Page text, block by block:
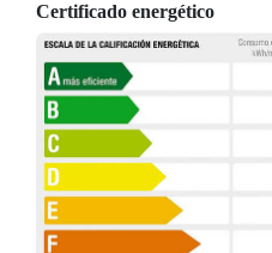
Certificado energético